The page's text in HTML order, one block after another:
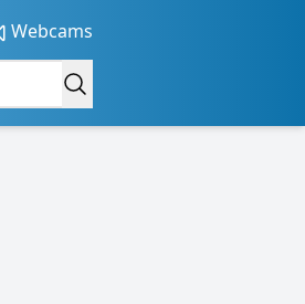
Webcams